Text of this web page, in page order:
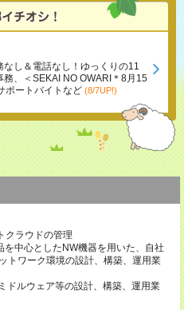
なし＆電話なし！ゆっくりの11
、＜SEKAI NO OWARI＊8月15
ポートバイトなど (8/7UP!)
クラウドの管理
中心としたNW機器を用いた、自社
トワーク環境の設計、構築、運用業
ドルウェア等の設計、構築、運用業